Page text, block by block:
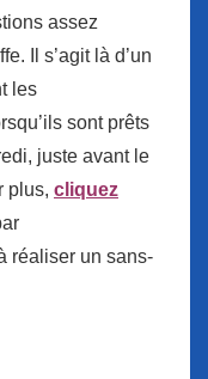
assez
Il s’agit là d’un
les
sont prêts
juste avant le
plus, cliquez
réaliser un sans-